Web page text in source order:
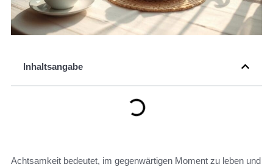
Inhaltsangabe
Achtsamkeit bedeutet, im gegenwärtigen Moment zu leben und